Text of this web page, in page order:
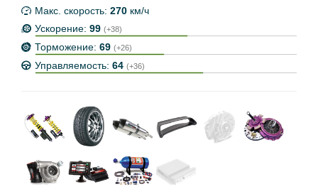
Макс. скорость: 270 км/ч
Ускорение: 99 (+38)
Торможение: 69 (+26)
Управляемость: 64 (+36)